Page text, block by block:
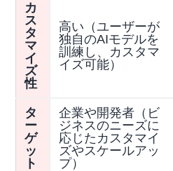
カ
ス
タ
マ
イ
ズ
性
高い（ユーザーが
独自のAIモデルを
訓練し、カスタマ
イズ可能）
タ
ー
ゲ
ッ
ト
企業や開発者（ビ
ジネスのニーズに
応じたカスタマイ
ズやスケールアッ
プ）